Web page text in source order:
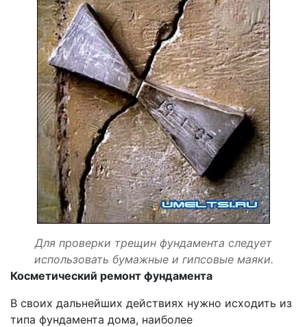
Для проверки трещин фундамента следует
использовать бумажные и гипсовые маяки.
Косметический ремонт фундамента
В своих дальнейших действиях нужно исходить из
типа фундамента дома, наиболее